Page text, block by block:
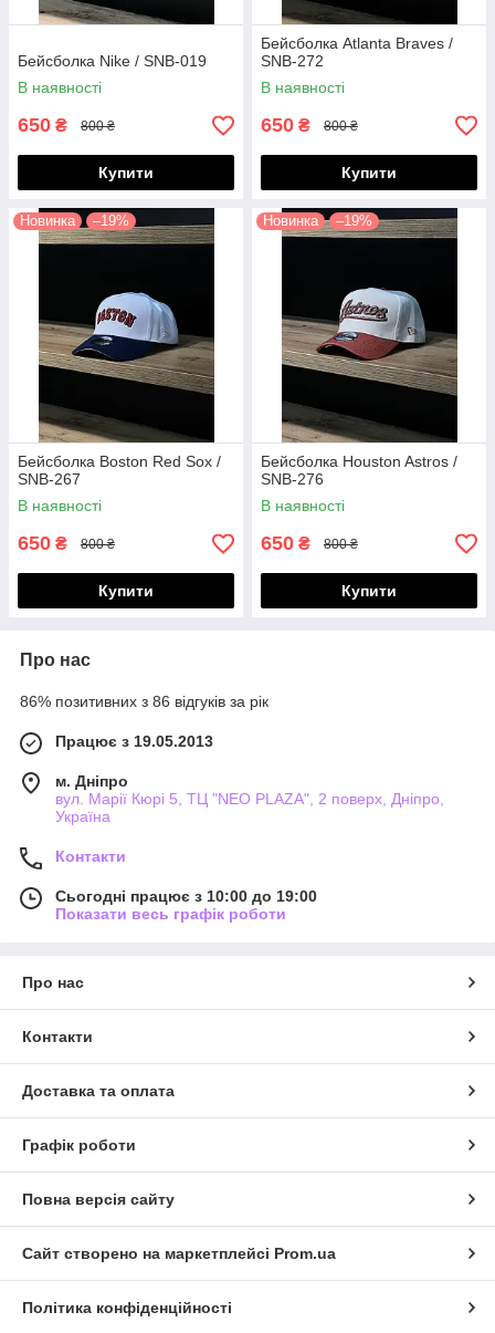
Бейсболка Nike / SNB-019
В наявності
650 ₴ 800 ₴
Купити
Бейсболка Atlanta Braves /
SNB-272
В наявності
650 ₴ 800 ₴
Купити
Новинка –19%
Бейсболка Boston Red Sox /
SNB-267
В наявності
650 ₴ 800 ₴
Купити
Новинка –19%
Бейсболка Houston Astros /
SNB-276
В наявності
650 ₴ 800 ₴
Купити
Про нас
86% позитивних з 86 відгуків за рік
Працює з 19.05.2013
м. Дніпро
вул. Марії Кюрі 5, ТЦ "NEO PLAZA", 2 поверх, Дніпро,
Україна
Контакти
Сьогодні працює з 10:00 до 19:00
Показати весь графік роботи
Про нас
Контакти
Доставка та оплата
Графік роботи
Повна версія сайту
Сайт створено на маркетплейсі Prom.ua
Політика конфіденційності